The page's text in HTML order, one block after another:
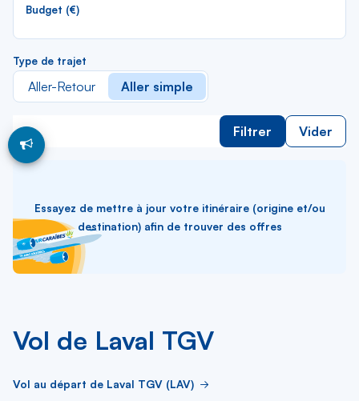
Budget (€)
Type de trajet
Aller-Retour Aller simple
Filtrer Vider
Essayez de mettre à jour votre itinéraire (origine et/ou
destination) afin de trouver des offres
Vol de Laval TGV
Vol au départ de Laval TGV (LAV)